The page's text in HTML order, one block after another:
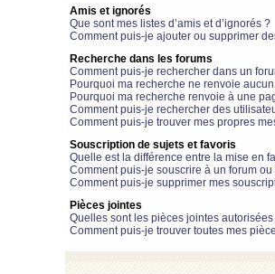
Amis et ignorés
Que sont mes listes d’amis et d’ignorés ?
Comment puis-je ajouter ou supprimer
Recherche dans les forums
Comment puis-je rechercher dans un
Pourquoi ma recherche ne renvoie
Pourquoi ma recherche renvoie à une
Comment puis-je rechercher des
Comment puis-je trouver mes propres
Souscription de sujets et favoris
Quelle est la différence entre la mise en
Comment puis-je souscrire à un forum
Comment puis-je supprimer mes
Pièces jointes
Quelles sont les pièces jointes
Comment puis-je trouver toutes mes